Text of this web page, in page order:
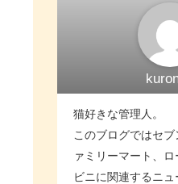
猫好きな管理人。
このブログではセ
ァミリーマート、
ビニに関連するニ